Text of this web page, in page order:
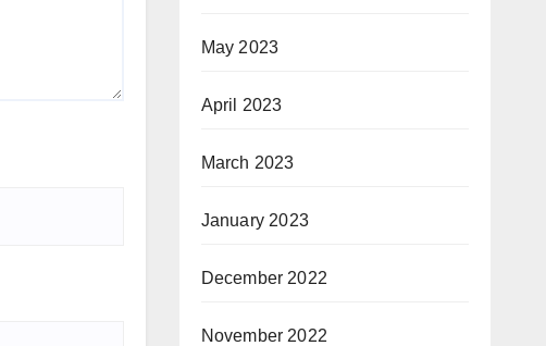
May 2023
April 2023
March 2023
January 2023
December 2022
November 2022